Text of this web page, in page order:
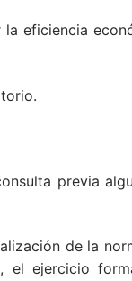
eficiencia
previa
de la
el ejercicio